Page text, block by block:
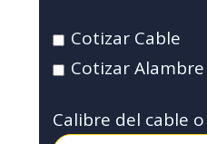
Cotizar Cable
Cotizar Alambre
Calibre del cable